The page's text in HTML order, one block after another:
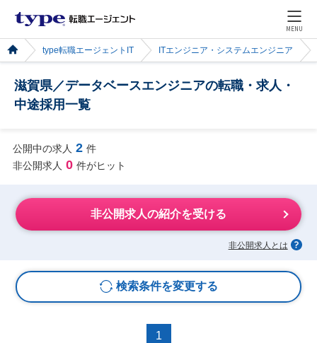
MENU
type転職エージェントIT ITエンジニア・システムエンジニア
滋賀県／データベースエンジニアの転職・求人・
中途採用一覧
公開中の求人 2 件
非公開求人 0 件がヒット
非公開求人の紹介を受ける
非公開求人とは
検索条件を変更する
1